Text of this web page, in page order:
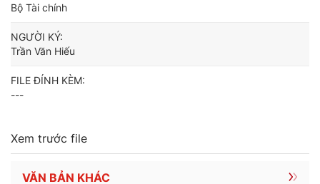
Bộ Tài chính
NGƯỜI KÝ:
Trần Văn Hiếu
FILE ĐÍNH KÈM:
---
Xem trước file
VĂN BẢN KHÁC